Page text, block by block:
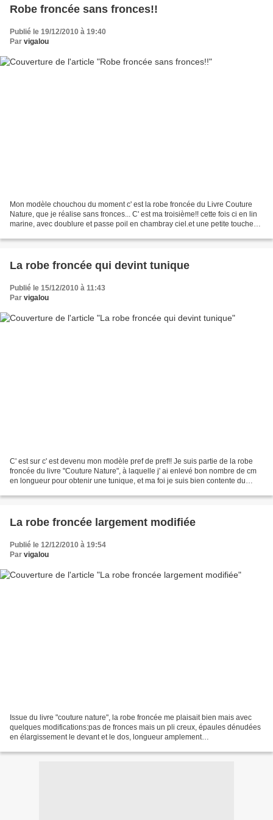
Robe froncée sans fronces!!
Publié le 19/12/2010 à 19:40
Par vigalou
Mon modèle chouchou du moment c' est la robe froncée du Livre Couture
Nature, que je réalise sans fronces... C' est ma troisième!! cette fois ci en lin
marine, avec doublure et passe poil en chambray ciel.et une petite touche
La robe froncée qui devint tunique
Publié le 15/12/2010 à 11:43
Par vigalou
C' est sur c' est devenu mon modèle pref de pref!! Je suis partie de la robe
froncée du livre "Couture Nature", à laquelle j' ai enlevé bon nombre de cm
en longueur pour obtenir une tunique, et ma foi je suis bien contente du
La robe froncée largement modifiée
Publié le 12/12/2010 à 19:54
Par vigalou
Issue du livre "couture nature", la robe froncée me plaisait bien mais avec
quelques modifications:pas de fronces mais un pli creux, épaules dénudées
en élargissement le devant et le dos, longueur amplement